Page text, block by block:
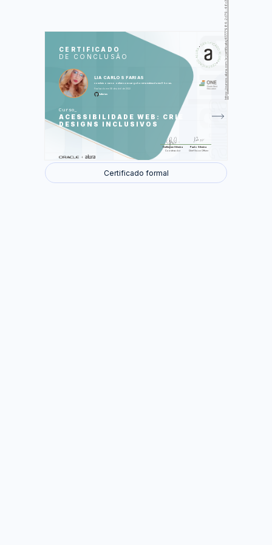
https://cursos.alura.com.br/certificate/41777984-2d79-46c3-b075-8ce8594e363d
CERTIFICADO
DE CONCLUSÃO
LIA CARLOS FARIAS
concluiu o curso online com carga horária estimada em 6 horas.
Finalizado em 08 de abril de 2022
liafarias
Curso
ACESSIBILIDADE WEB: CRIE
DESIGNS INCLUSIVOS
Guilherme Silveira
Coordenador
Paulo Silveira
Chief Vision Officer
AU
LAS
Acessibilidade e autismo
Surdez
Baixa visão
Deficiência física
Foram feitas 62 de 62 atividades.
Certificado formal